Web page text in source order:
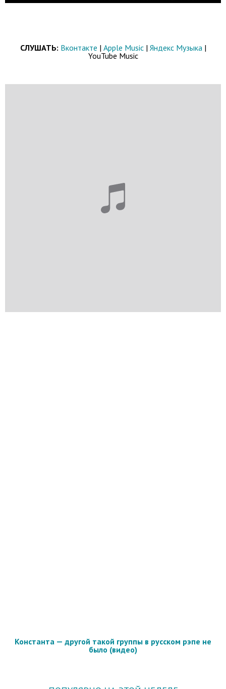
СЛУШАТЬ: Вконтакте | Apple Music| Яндекс Музыка |
YouTube Music
Константа — другой такой группы в русском рэпе не
было (видео)